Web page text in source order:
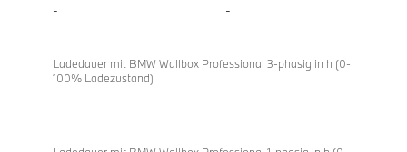
- -
Ladedauer mit BMW Wallbox Professional 3-phasig in h (0-
100% Ladezustand)
- -